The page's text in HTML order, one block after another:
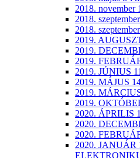
2018. november
2018.
2018.
2019.
2019.
2019.
2019. JÚNIUS
2019. MÁJUS
2019.
2019.
2020. ÁPRILIS
2020.
2020.
2020.